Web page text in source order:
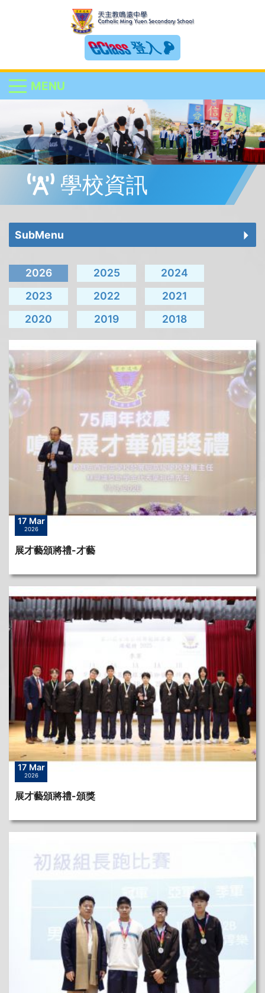
登入
MENU
學校資訊
SubMenu
2026 2025
2024
2023
2022
2021
2020
2019 2018
17 Mar
2026
展才藝頒將禮-才藝
17 Mar
2026
展才藝頒將禮-頒獎